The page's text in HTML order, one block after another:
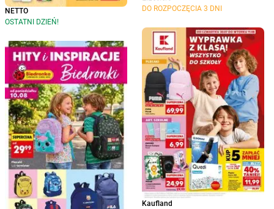
NETTO
OSTATNI DZIEŃ!
DO ROZPOCZĘCIA 3 DNI
Kaufland